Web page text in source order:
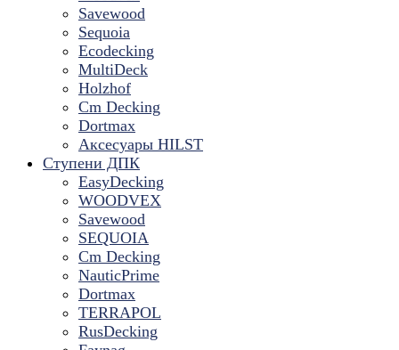
Savewood
Sequoia
Ecodecking
MultiDeck
Holzhof
Cm Decking
Dortmax
Аксесуары HILST
Ступени ДПК
EasyDecking
WOODVEX
Savewood
SEQUOIA
Cm Decking
NauticPrime
Dortmax
TERRAPOL
RusDecking